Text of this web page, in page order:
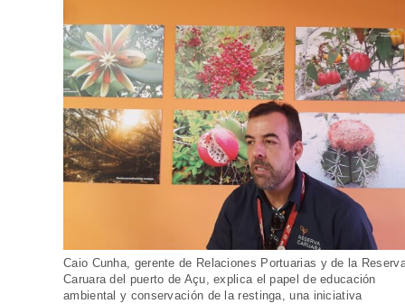
Caio Cunha, gerente de Relaciones Portuarias y de la
Caruara del puerto de Açu, explica el papel de educación
ambiental y conservación de la restinga, una iniciativa